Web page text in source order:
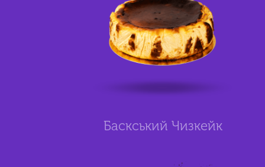
Баскський Чизкейк